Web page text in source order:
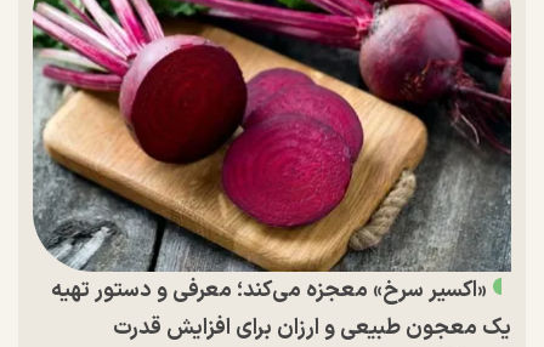
«اکسیر سرخ» معجزه می‌کند؛ معرفی و دستور تهیه
یک معجون طبیعی و ارزان برای افزایش قدرت